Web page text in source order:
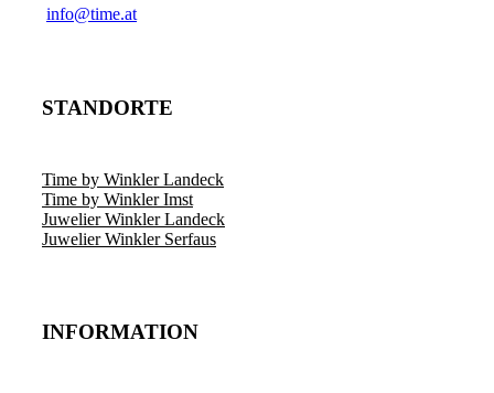
­info@time.at
STANDORTE
Time by Winkler Landeck
Time by Winkler Imst
Juwelier Winkler Landeck
Juwelier Winkler Serfaus
INFORMATION